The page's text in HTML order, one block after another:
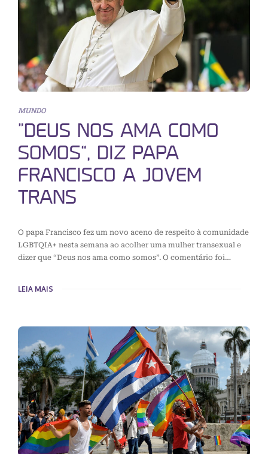
MUNDO
“DEUS NOS AMA COMO
SOMOS”, DIZ PAPA
FRANCISCO A JOVEM
TRANS
O papa Francisco fez um novo aceno de respeito à comunidade
LGBTQIA+ nesta semana ao acolher uma mulher transexual e
dizer que “Deus nos ama como somos”. O comentário foi…
LEIA MAIS